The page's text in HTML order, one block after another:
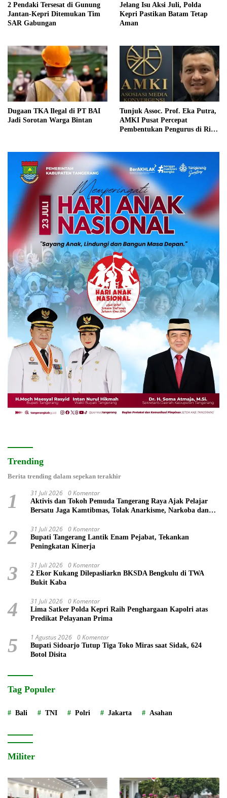
2 Pendaki Tersesat di Gunung
Jantan-Kepri Ditemukan Tim
SAR Gabungan
Jelang Isu Aksi Juli, Polda
Kepri Pastikan Batam Tetap
Aman
Dugaan TKA Ilegal di PT BAI
Jadi Sorotan Warga Bintan
Tunjuk Assoc. Prof. Eka Putra,
AMKI Pusat Percepat
Pembentukan Pengurus di Riau
Trending
Berita trending dalam sepekan terakhir
1 31 Juli 2026 0 Komentar
Aktivis dan Tokoh Pemuda Tangerang Raya Ajak Pelajar
Bersatu Jaga Kamtibmas, Tolak Anarkisme, Narkoba dan
2 31 Juli 2026 0 Komentar
Bupati Tangerang Lantik Enam Pejabat, Tekankan
Peningkatan Kinerja
3 31 Juli 2026 0 Komentar
2 Ekor Kukang Dilepasliarkn BKSDA Bengkulu di TWA
Bukit Kaba
4 31 Juli 2026 0 Komentar
Lima Satker Polda Kepri Raih Penghargaan Kapolri atas
Predikat Pelayanan Prima
5 1 Agustus 2026 0 Komentar
Bupati Sidoarjo Tutup Tiga Toko Miras saat Sidak, 624
Botol Disita
Tag Populer
Bali TNI Polri Jakarta Asahan
Militer